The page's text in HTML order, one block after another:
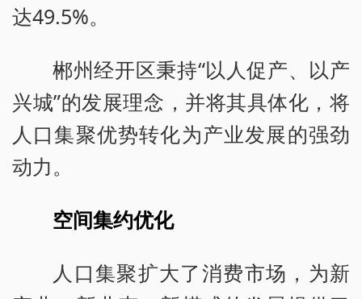
达49.5%。
郴州经开区秉持“以人促产、以产
兴城”的发展理念，并将其具体化，将
人口集聚优势转化为产业发展的强劲
动力。
空间集约优化
人口集聚扩大了消费市场，为新